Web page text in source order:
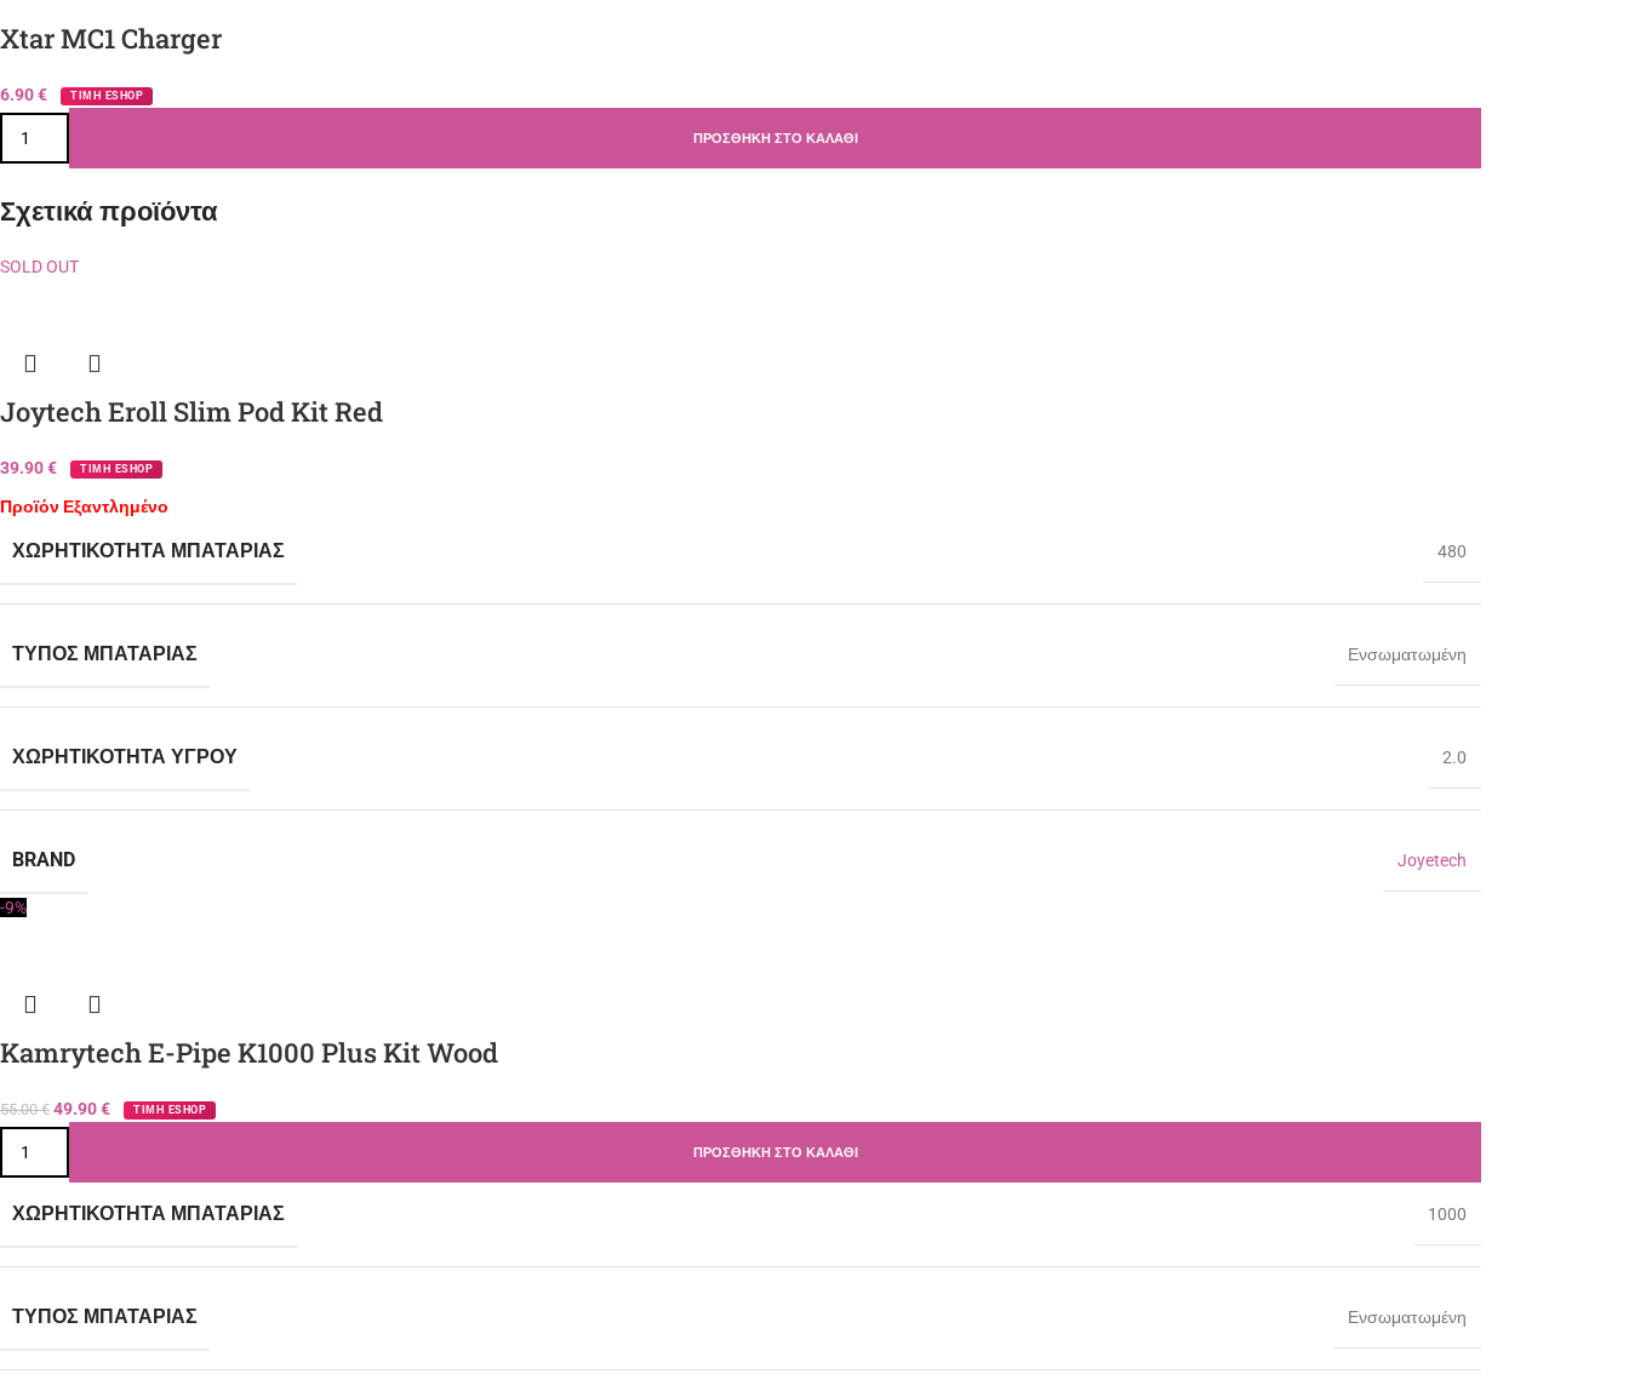
Xtar MC1 Charger
6.90€ ΤΙΜΗ ESHOP
ΠΡΟΣΘΉΚΗ ΣΤΟ ΚΑΛΆΘΙ
Σχετικά προϊόντα
SOLD OUT
Joytech Eroll Slim Pod Kit Red
39.90€ ΤΙΜΗ ESHOP
Προϊόν Εξαντλημένο
ΧΩΡΗΤΙΚΌΤΗΤΑ ΜΠΑΤΑΡΊΑΣ 480
ΤΎΠΟΣ ΜΠΑΤΑΡΊΑΣ Ενσωματωμένη
ΧΩΡΗΤΙΚΌΤΗΤΑ ΥΓΡΟΎ 2.0
BRAND Joyetech
-9%
Kamrytech E-Pipe K1000 Plus Kit Wood
55.00€ 49.90€ ΤΙΜΗ ESHOP
ΠΡΟΣΘΉΚΗ ΣΤΟ ΚΑΛΆΘΙ
ΧΩΡΗΤΙΚΌΤΗΤΑ ΜΠΑΤΑΡΊΑΣ 1000
ΤΎΠΟΣ ΜΠΑΤΑΡΊΑΣ Ενσωματωμένη